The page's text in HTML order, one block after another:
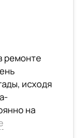
ремонте
исходя
на